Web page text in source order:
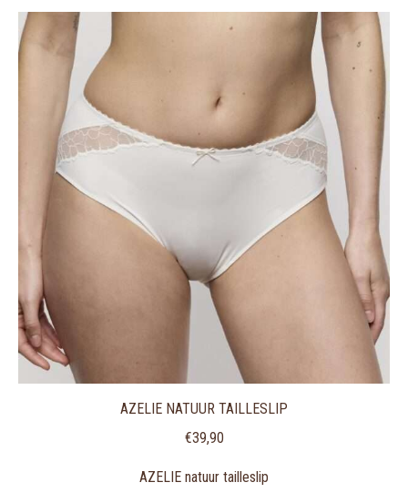
AZELIE NATUUR TAILLESLIP
€39,90
AZELIE natuur tailleslip